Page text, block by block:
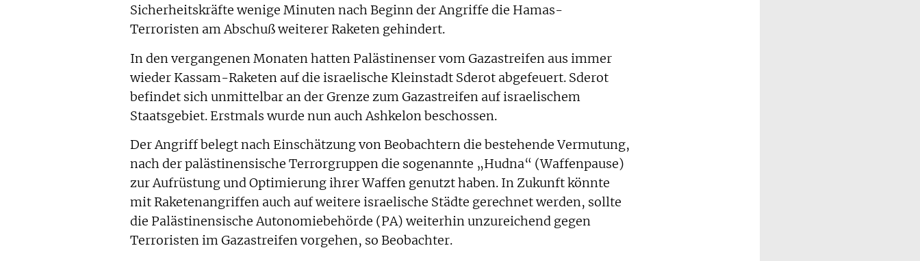
Sicherheitskräfte wenige Minuten nach Beginn der Angriffe die Hamas-
Terroristen am Abschuß weiterer Raketen gehindert.
In den vergangenen Monaten hatten Palästinenser vom Gazastreifen aus immer
wieder Kassam-Raketen auf die israelische Kleinstadt Sderot abgefeuert. Sderot
befindet sich unmittelbar an der Grenze zum Gazastreifen auf israelischem
Staatsgebiet. Erstmals wurde nun auch Ashkelon beschossen.
Der Angriff belegt nach Einschätzung von Beobachtern die bestehende Vermutung,
nach der palästinensische Terrorgruppen die sogenannte „Hudna“ (Waffenpause)
zur Aufrüstung und Optimierung ihrer Waffen genutzt haben. In Zukunft könnte
mit Raketenangriffen auch auf weitere israelische Städte gerechnet werden, sollte
die Palästinensische Autonomiebehörde (PA) weiterhin unzureichend gegen
Terroristen im Gazastreifen vorgehen, so Beobachter.